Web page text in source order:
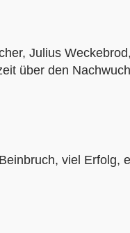
Julius
über den
viel Erfolg,